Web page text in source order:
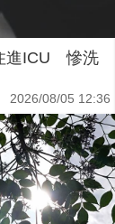
進ICU 慘洗
2026/08/05 12:36